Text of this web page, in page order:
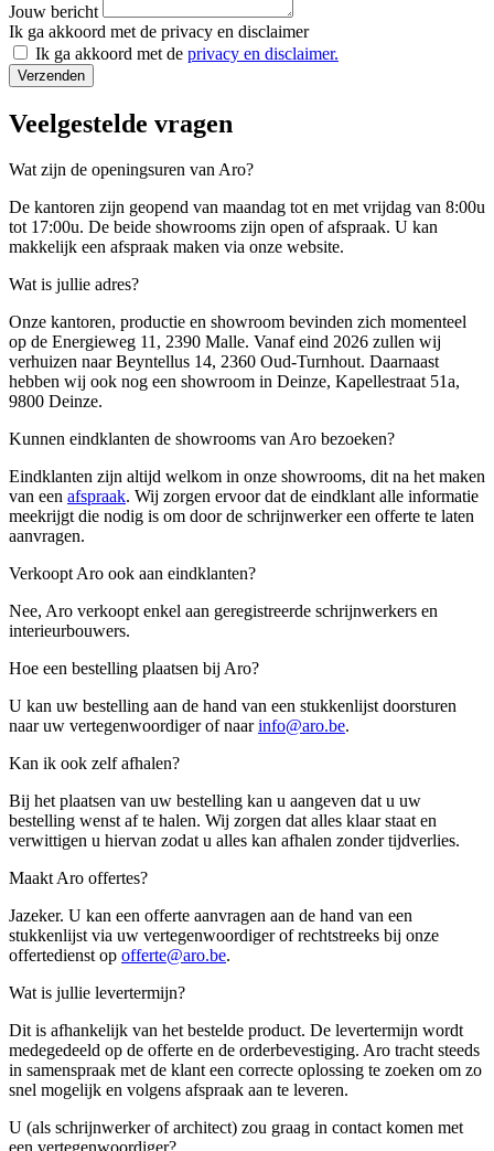
Jouw bericht
Ik ga akkoord met de privacy en disclaimer
Ik ga akkoord met de privacy en disclaimer.
Verzenden
Veelgestelde vragen
Wat zijn de openingsuren van Aro?
De kantoren zijn geopend van maandag tot en met vrijdag van 8:00u
tot 17:00u. De beide showrooms zijn open of afspraak. U kan
makkelijk een afspraak maken via onze website.
Wat is jullie adres?
Onze kantoren, productie en showroom bevinden zich momenteel
op de Energieweg 11, 2390 Malle. Vanaf eind 2026 zullen wij
verhuizen naar Beyntellus 14, 2360 Oud-Turnhout. Daarnaast
hebben wij ook nog een showroom in Deinze, Kapellestraat 51a,
9800 Deinze.
Kunnen eindklanten de showrooms van Aro bezoeken?
Eindklanten zijn altijd welkom in onze showrooms, dit na het maken
van een afspraak. Wij zorgen ervoor dat de eindklant alle informatie
meekrijgt die nodig is om door de schrijnwerker een offerte te laten
aanvragen.
Verkoopt Aro ook aan eindklanten?
Nee, Aro verkoopt enkel aan geregistreerde schrijnwerkers en
interieurbouwers.
Hoe een bestelling plaatsen bij Aro?
U kan uw bestelling aan de hand van een stukkenlijst doorsturen
naar uw vertegenwoordiger of naarinfo@aro.be.
Kan ik ook zelf afhalen?
Bij het plaatsen van uw bestelling kan u aangeven dat u uw
bestelling wenst af te halen. Wij zorgen dat alles klaar staat en
verwittigen u hiervan zodat u alles kan afhalen zonder tijdverlies.
Maakt Aro offertes?
Jazeker. U kan een offerte aanvragen aan de hand van een
stukkenlijst via uw vertegenwoordiger of rechtstreeks bij onze
offertedienst op offerte@aro.be.
Wat is jullie levertermijn?
Dit is afhankelijk van het bestelde product. De levertermijn wordt
medegedeeld op de offerte en de orderbevestiging. Aro tracht steeds
in samenspraak met de klant een correcte oplossing te zoeken om zo
snel mogelijk en volgens afspraak aan te leveren.
U (als schrijnwerker of architect) zou graag in contact komen met